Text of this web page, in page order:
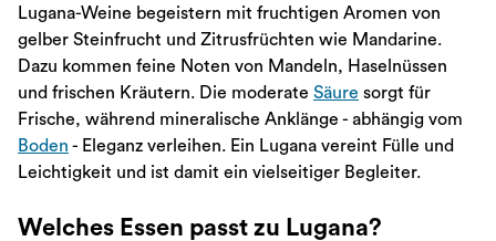
Lugana-Weine begeistern mit fruchtigen Aromen von
gelber Steinfrucht und Zitrusfrüchten wie Mandarine.
Dazu kommen feine Noten von Mandeln, Haselnüssen
und frischen Kräutern. Die moderate Säure sorgt für
Frische, während mineralische Anklänge - abhängig vom
Boden - Eleganz verleihen. Ein Lugana vereint Fülle und
Leichtigkeit und ist damit ein vielseitiger Begleiter.
Welches Essen passt zu Lugana?